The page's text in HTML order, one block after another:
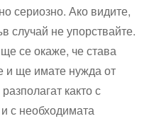
сериозно. Ако видите,
случай не упорствайте.
се окаже, че става
и ще имате нужда от
както с
с необходимата